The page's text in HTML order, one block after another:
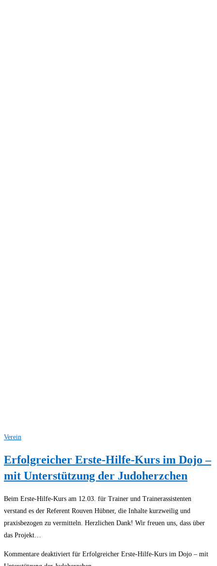
Verein
Erfolgreicher Erste-Hilfe-Kurs im Dojo –
mit Unterstützung der Judoherzchen
Beim Erste-Hilfe-Kurs am 12.03. für Trainer und Trainerassistenten
verstand es der Referent Rouven Hübner, die Inhalte kurzweilig und
praxisbezogen zu vermitteln. Herzlichen Dank! Wir freuen uns, dass über
das Projekt…
Kommentare deaktiviert für Erfolgreicher Erste-Hilfe-Kurs im Dojo – mit